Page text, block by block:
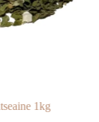
1kg